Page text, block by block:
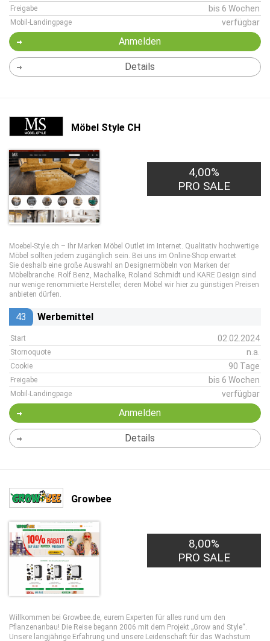
Freigabe bis 6 Wochen
Mobil-Landingpage verfügbar
Anmelden
Details
Möbel Style CH
4,00%
PRO SALE
Moebel-Style.ch – Ihr Marken Möbel Outlet im Internet. Qualitativ hochwertige
Möbel sollten jedem zugänglich sein. Bei uns im Online-Shop erwartet
Sie deshalb eine große Auswahl an Designermöbeln von Marken der
Möbelbranche. Rolf Benz, Machalke, Roland Schmidt und KARE Design sind
nur wenige renommierte Hersteller, deren Möbel wir hier zu günstigen Preisen
anbieten dürfen.
43 Werbemittel
Start 02.02.2024
Stornoquote n.a.
Cookie 90 Tage
Freigabe bis 6 Wochen
Mobil-Landingpage verfügbar
Anmelden
Details
Growbee
8,00%
PRO SALE
Willkommen bei Growbee.de, eurem Experten für alles rund um den
Pflanzenanbau! Die Reise begann 2006 mit dem Projekt „Grow and Style“.
Unsere langjährige Erfahrung und unsere Leidenschaft für das Wachstum